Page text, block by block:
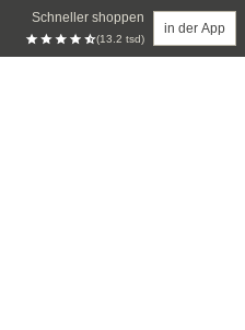
Schneller shoppen
(13.2 tsd)
in der App